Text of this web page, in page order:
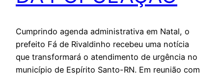
Cumprindo agenda administrativa em Natal, o
prefeito Fá de Rivaldinho recebeu uma notícia
que transformará o atendimento de urgência no
município de Espírito Santo-RN. Em reunião com